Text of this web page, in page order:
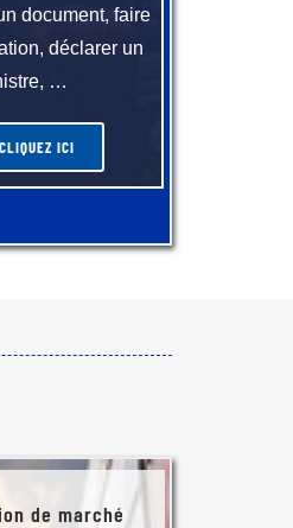
document, faire
déclarer un
…
CLIQUEZ ICI
de marché